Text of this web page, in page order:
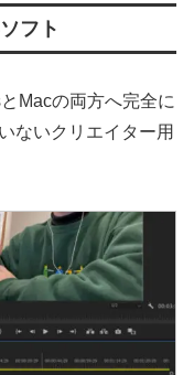
フト
Macの両方へ完全に
ないクリエイター用